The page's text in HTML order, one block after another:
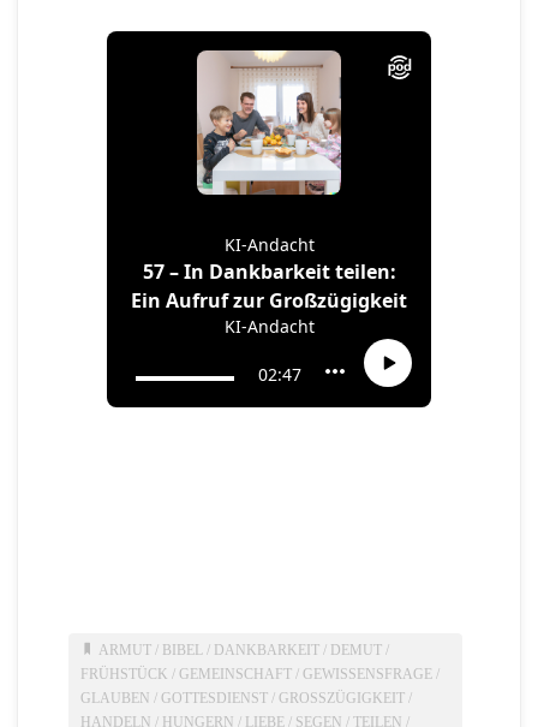
ARMUT / BIBEL/ DANKBARKEIT / DEMUT
/
FRÜHSTÜCK /GEMEINSCHAFT /GEWISSENSFRAGE /
GLAUBEN /GOTTESDIENST /GROSSZÜGIGKEIT
/
HANDELN / HUNGERN / LIEBE / SEGEN /TEILEN /